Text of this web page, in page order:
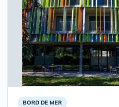
BORD DE MER